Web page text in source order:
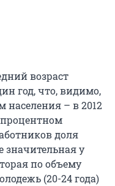
возраст
год, что, видимо,
населения – в 2012
процентном
доля
значительная у
по объему
(20-24 года)